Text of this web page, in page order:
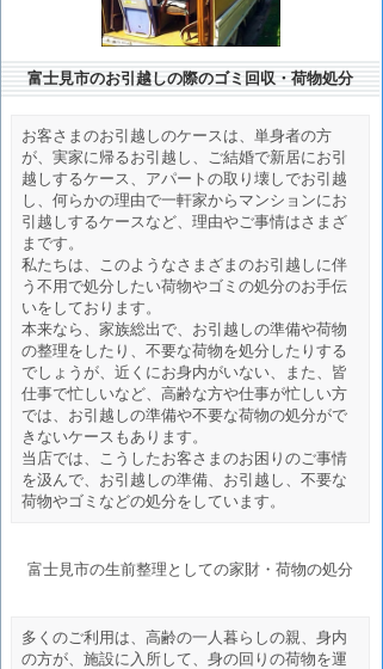
富士見市のお引越しの際のゴミ回収・荷物処分
お客さまのお引越しのケースは、単身者の方
が、実家に帰るお引越し、ご結婚で新居にお引
越しするケース、アパートの取り壊しでお引越
し、何らかの理由で一軒家からマンションにお
引越しするケースなど、理由やご事情はさまざ
まです。
私たちは、このようなさまざまのお引越しに伴
う不用で処分したい荷物やゴミの処分のお手伝
いをしております。
本来なら、家族総出で、お引越しの準備や荷物
の整理をしたり、不要な荷物を処分したりする
でしょうが、近くにお身内がいない、また、皆
仕事で忙しいなど、高齢な方や仕事が忙しい方
では、お引越しの準備や不要な荷物の処分がで
きないケースもあります。
当店では、こうしたお客さまのお困りのご事情
を汲んで、お引越しの準備、お引越し、不要な
荷物やゴミなどの処分をしています。
富士見市の生前整理としての家財・荷物の処分
多くのご利用は、高齢の一人暮らしの親、身内
の方が、施設に入所して、身の回りの荷物を運